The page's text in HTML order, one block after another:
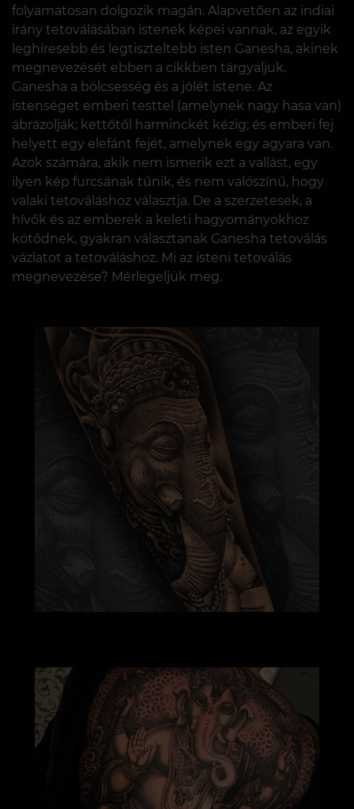
folyamatosan dolgozik magán. Alapvetően az indiai
irány tetoválásában istenek képei vannak, az egyik
leghíresebb és legtiszteltebb isten Ganesha, akinek
megnevezését ebben a cikkben tárgyaljuk.
Ganesha a bölcsesség és a jólét istene. Az
istenséget emberi testtel (amelynek nagy hasa van)
ábrázolják; kettőtől harminckét kézig; és emberi fej
helyett egy elefánt fejét, amelynek egy agyara van.
Azok számára, akik nem ismerik ezt a vallást, egy
ilyen kép furcsának tűnik, és nem valószínű, hogy
valaki tetováláshoz választja. De a szerzetesek, a
hívők és az emberek a keleti hagyományokhoz
kötődnek, gyakran választanak Ganesha tetoválás
vázlatot a tetováláshoz. Mi az isteni tetoválás
megnevezése? Mérlegeljük meg.